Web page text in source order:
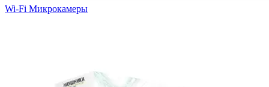
Wi-Fi Микрокамеры